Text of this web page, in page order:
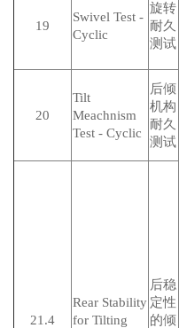
19
Swivel Test -
Cyclic
旋转
耐久
测试
20
Tilt
Meachnism
Test - Cyclic
后倾
机构
耐久
测试
21.4
Rear Stability
for Tilting
后稳
定性
的倾